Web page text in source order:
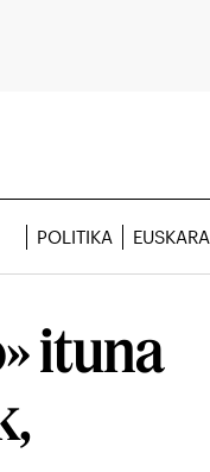
POLITIKA EUSKARA
ituna